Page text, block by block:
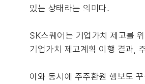
있는 상태라는 의미다.
SK스퀘어는 기업가치 제고를
기업가치 제고계획 이행 결과,
이와 동시에 주주환원 행보도